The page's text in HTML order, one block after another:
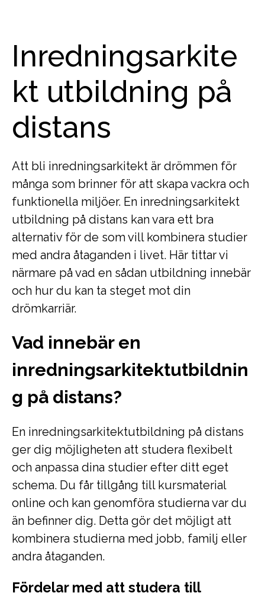
Inredningsarkite
kt utbildning på
distans
Att bli inredningsarkitekt är drömmen för
många som brinner för att skapa vackra och
funktionella miljöer. En inredningsarkitekt
utbildning på distans kan vara ett bra
alternativ för de som vill kombinera studier
med andra åtaganden i livet. Här tittar vi
närmare på vad en sådan utbildning innebär
och hur du kan ta steget mot din
drömkarriär.
Vad innebär en
inredningsarkitektutbildnin
g på distans?
En inredningsarkitektutbildning på distans
ger dig möjligheten att studera flexibelt
och anpassa dina studier efter ditt eget
schema. Du får tillgång till kursmaterial
online och kan genomföra studierna var du
än befinner dig. Detta gör det möjligt att
kombinera studierna med jobb, familj eller
andra åtaganden.
Fördelar med att studera till